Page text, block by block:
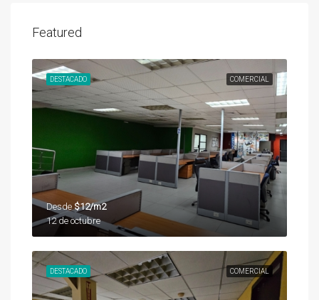
Featured
COMERCIAL
DESTACADO
Desde$12/m2
12 de octubre
COMERCIAL
DESTACADO